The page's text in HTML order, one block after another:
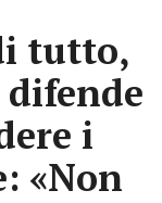
tutto,
difende
i
«Non